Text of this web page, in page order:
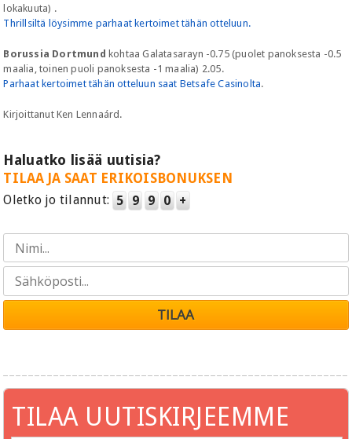
lokakuuta) .
Thrillsiltä löysimme parhaat kertoimet tähän otteluun.
Borussia Dortmund kohtaa Galatasarayn -0.75 (puolet panoksesta -0.5
maalia, toinen puoli panoksesta -1 maalia) 2.05.
Parhaat kertoimet tähän otteluun saat Betsafe Casinolta.
Kirjoittanut Ken Lennaárd.
Haluatko lisää uutisia?
TILAA JA SAAT ERIKOISBONUKSEN
Oletko jo tilannut: 5 9 9 0 +
TILAA UUTISKIRJEEMME